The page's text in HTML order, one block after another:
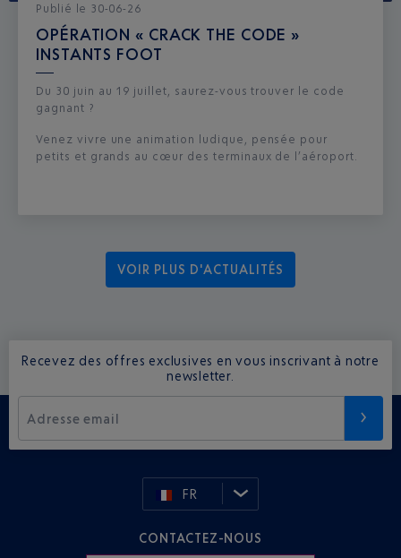
Publié le 30-06-26
OPÉRATION « CRACK THE CODE »
INSTANTS FOOT
Du 30 juin au 19 juillet, saurez-vous trouver le code
gagnant ?
Venez vivre une animation ludique, pensée pour
petits et grands au cœur des terminaux de l’aéroport.
VOIR PLUS D'ACTUALITÉS
Recevez des offres exclusives en vous inscrivant à notre
newsletter.
Adresse email
FR
CONTACTEZ-NOUS